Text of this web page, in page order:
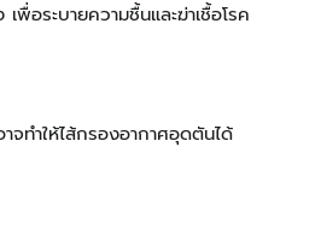
พื่อระบายความชื้นและฆ่าเชื้อโรค
ทำให้ไส้กรองอากาศอุดตันได้